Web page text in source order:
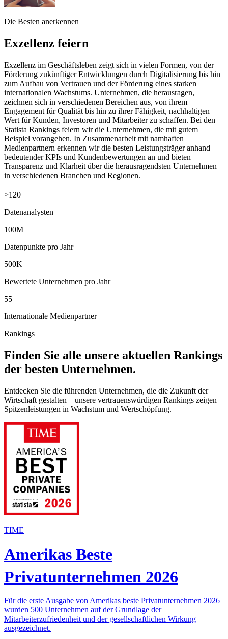
Die Besten anerkennen
Exzellenz feiern
Exzellenz im Geschäftsleben zeigt sich in vielen Formen, von der
Förderung zukünftiger Entwicklungen durch Digitalisierung bis hin
zum Aufbau von Vertrauen und der Förderung eines starken
internationalen Wachstums. Unternehmen, die herausragen,
zeichnen sich in verschiedenen Bereichen aus, von ihrem
Engagement für Qualität bis hin zu ihrer Fähigkeit, nachhaltigen
Wert für Kunden, Investoren und Mitarbeiter zu schaffen. Bei den
Statista Rankings feiern wir die Unternehmen, die mit gutem
Beispiel vorangehen. In Zusammenarbeit mit namhaften
Medienpartnern erkennen wir die besten Leistungsträger anhand
bedeutender KPIs und Kundenbewertungen an und bieten
Transparenz und Klarheit über die herausragendsten Unternehmen
in verschiedenen Branchen und Regionen.
>120
Datenanalysten
100M
Datenpunkte pro Jahr
500K
Bewertete Unternehmen pro Jahr
55
Internationale Medienpartner
Rankings
Finden Sie alle unsere aktuellen Rankings
der besten Unternehmen.
Entdecken Sie die führenden Unternehmen, die die Zukunft der
Wirtschaft gestalten – unsere vertrauenswürdigen Rankings zeigen
Spitzenleistungen in Wachstum und Wertschöpfung.
TIME
Amerikas Beste
Privatunternehmen 2026
Für die erste Ausgabe von Amerikas beste Privatunternehmen 2026
wurden 500 Unternehmen auf der Grundlage der
Mitarbeiterzufriedenheit und der gesellschaftlichen Wirkung
ausgezeichnet.